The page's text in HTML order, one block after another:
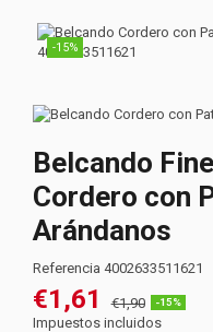
-15%
Belcando
Cordero con
Arándanos
Referencia 4002633511621
€1,61 €1,90 -15%
Impuestos incluidos